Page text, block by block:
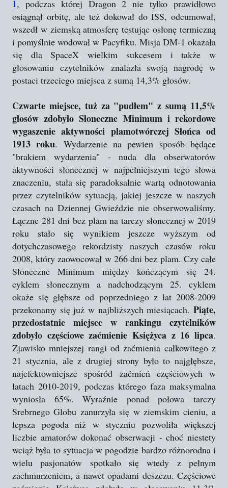
1, podczas której Dragon 2 nie tylko prawidłowo
osiągnął orbitę, ale też dokował do ISS, odcumował,
wszedł w ziemską atmosferę testując osłonę termiczną
i pomyślnie wodował w Pacyfiku. Misja DM-1 okazała
się dla SpaceX wielkim sukcesem i także w
głosowaniu czytelników znalazła swoją nagrodę w
postaci trzeciego miejsca z sumą 14,3% głosów.
Czwarte miejsce, tuż za "pudłem" z sumą 11,5%
głosów zdobyło Słoneczne Minimum i rekordowe
wygaszenie aktywności plamotwórczej Słońca od
1913 roku. Wydarzenie na pewien sposób będące
"brakiem wydarzenia" - nuda dla obserwatorów
aktywności słonecznej w najpełniejszym tego słowa
znaczeniu, stała się paradoksalnie wartą odnotowania
przez czytelników sytuacją, jakiej jeszcze w naszych
czasach na Dziennej Gwieździe nie obserwowaliśmy.
Łączne 281 dni bez plam na tarczy słonecznej w 2019
roku stało się wynikiem jeszcze wyższym od
dotychczasowego rekordzisty naszych czasów roku
2008, który zaowocował w 266 dni bez plam. Czy całe
Słoneczne Minimum między kończącym się 24.
cyklem słonecznym a nadchodzącym 25. cyklem
okaże się głębsze od poprzedniego z lat 2008-2009
przekonamy się już w najbliższych miesiącach. Piąte,
przedostatnie miejsce w rankingu czytelników
zdobyło częściowe zaćmienie Księżyca z 16 lipca.
Zjawisko mniejszej rangi od zaćmienia całkowitego z
21 stycznia, ale z drugiej strony było to najgłębsze,
najefektowniejsze spośród zaćmień częściowych w
latach 2010-2019, podczas którego faza maksymalna
wyniosła 65%. Wyraźnie ponad połowa tarczy
Srebrnego Globu zanurzyła się w ziemskim cieniu, a
lepsza pogoda niż w styczniu pozwoliła większej
liczbie amatorów dokonać obserwacji - choć niestety
wciąż była to sytuacja w pogodzie bardzo różnorodna i
wielu pasjonatów spotkało się wtedy z pełnym
zachmurzeniem, a nawet opadami deszczu. Częściowe